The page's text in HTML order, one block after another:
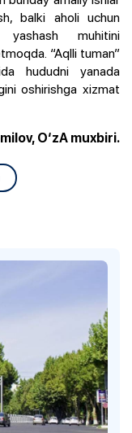
balki aholi uchun
muhitini
“Aqlli tuman”
hududni yanada
oshirishga xizmat
O‘zA muxbiri.